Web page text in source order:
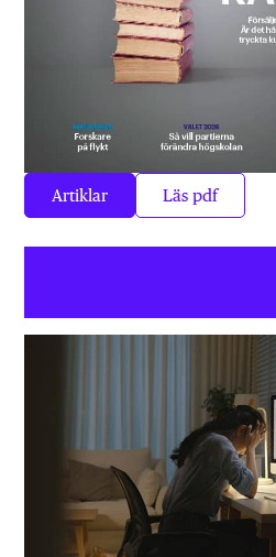
Artiklar Läs pdf